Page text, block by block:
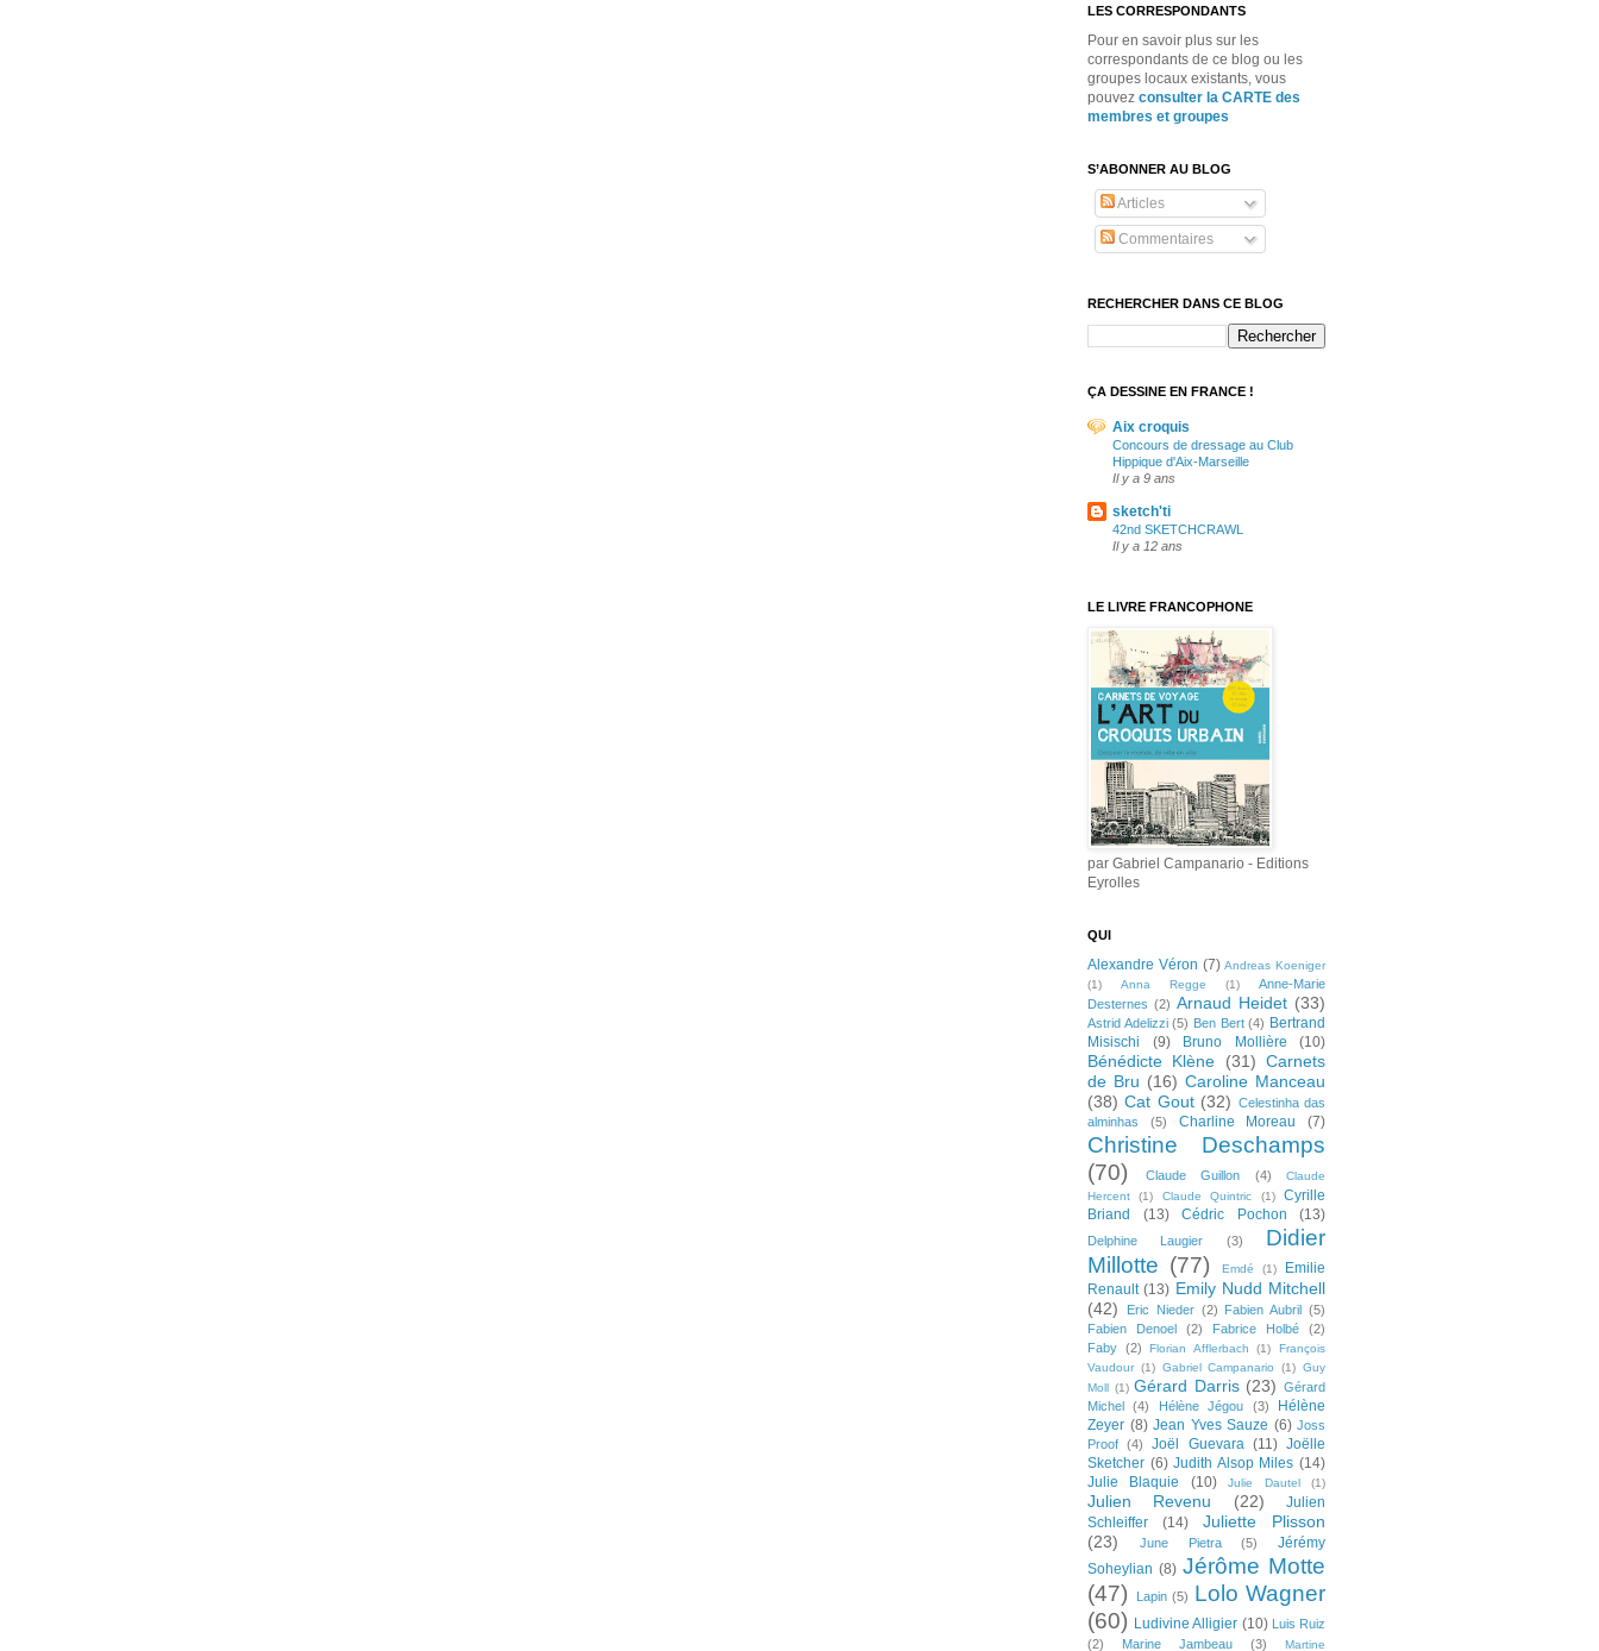
LES CORRESPONDANTS
Pour en savoir plus sur les
correspondants de ce blog ou les
groupes locaux existants, vous
pouvez consulter la CARTE des
membres et groupes
S’ABONNER AU BLOG
Articles
Commentaires
RECHERCHER DANS CE BLOG
ÇA DESSINE EN FRANCE !
Aix croquis
Concours de dressage au Club
Hippique d'Aix-Marseille
Il y a 9 ans
sketch'ti
42nd SKETCHCRAWL
Il y a 12 ans
LE LIVRE FRANCOPHONE
par Gabriel Campanario - Editions
Eyrolles
QUI
Alexandre Véron (7) Andreas Koeniger
(1)
Anna Regge (1)
Anne-Marie
Desternes (2) Arnaud Heidet (33)
Astrid Adelizzi (5) Ben Bert (4) Bertrand
Misischi
(9) Bruno Mollière (10)
Bénédicte Klène (31) Carnets
de Bru (16) Caroline Manceau
(38) Cat Gout (32) Celestinha das
alminhas
(5) Charline Moreau (7)
Christine Deschamps
(70)
Claude Guillon (4)
Claude
Hercent
(1) Claude Quintric (1)
Cyrille
Briand
(13) Cédric Pochon (13)
Delphine Laugier (3)
Didier
Millotte (77) Emdé (1)
Emilie
Renault (13) Emily Nudd Mitchell
(42)
Eric Nieder (2) Fabien Aubril (5)
Fabien Denoel
(2) Fabrice Holbé
(2)
Faby (2) Florian Afflerbach (1)
François
Vaudour (1) Gabriel Campanario (1) Guy
Moll (1) Gérard Darris (23) Gérard
Michel
(4) Hélène Jégou (3)
Hélène
Zeyer (8) Jean Yves Sauze (6) Joss
Proof
(4) Joël Guevara (11) Joëlle
Sketcher (6) Judith Alsop Miles (14)
Julie Blaquie
(10) Julie Dautel (1)
Julien Revenu (22)
Julien
Schleiffer
(14)
Juliette Plisson
(23)
June Pietra (5)
Jérémy
Soheylian (8) Jérôme Motte
(47)
Lapin (5) Lolo Wagner
(60) Ludivine Alligier (10) Luis Ruiz
(2)
Marine Jambeau (3) Martine